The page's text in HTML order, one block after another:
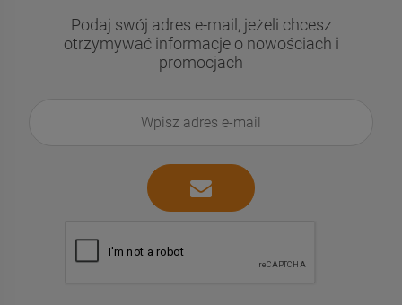
Podaj swój adres e-mail, jeżeli chcesz
otrzymywać informacje o nowościach i
promocjach